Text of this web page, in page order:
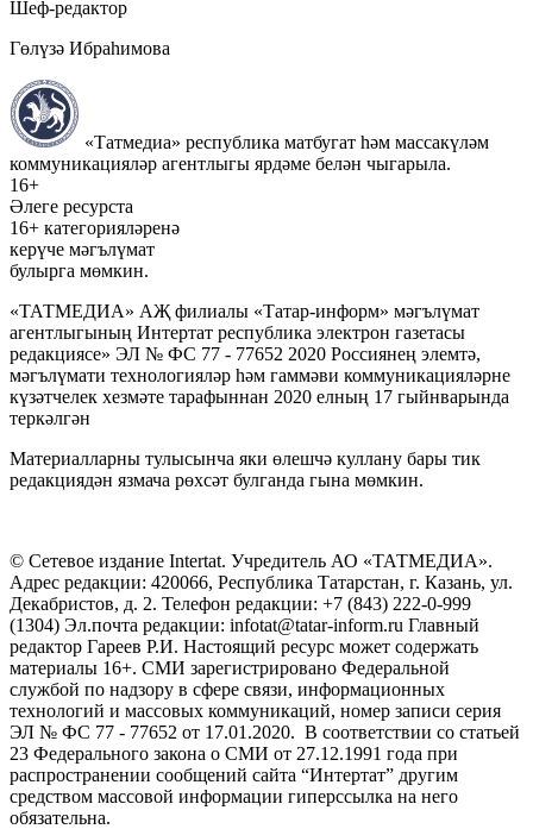
Шеф-редактор
Гөлүзә Ибраһимова
«Татмедиа» республика матбугат һәм массакүләм
коммуникацияләр агентлыгы ярдәме белән чыгарыла.
16+
Әлеге ресурста
16+ категорияләренә
керүче мәгълүмат
булырга мөмкин.
«ТАТМЕДИА» АҖ филиалы «Татар-информ» мәгълүмат
агентлыгының Интертат республика электрон газетасы
редакциясе» ЭЛ № ФС 77 - 77652 2020 Россиянең элемтә,
мәгълүмати технологияләр һәм гаммәви коммуникацияләрне
күзәтчелек хезмәте тарафыннан 2020 елның 17 гыйнварында
теркәлгән
Материалларны тулысынча яки өлешчә куллану бары тик
редакциядән язмача рөхсәт булганда гына мөмкин.
© Сетевое издание Intertat. Учредитель АО «ТАТМЕДИА».
Адрес редакции: 420066, Республика Татарстан, г. Казань, ул.
Декабристов, д. 2. Телефон редакции: +7 (843) 222-0-999
(1304) Эл.почта редакции: infotat@tatar-inform.ru Главный
редактор Гареев Р.И. Настоящий ресурс может содержать
материалы 16+. СМИ зарегистрировано Федеральной
службой по надзору в сфере связи, информационных
технологий и массовых коммуникаций, номер записи серия
ЭЛ № ФС 77 - 77652 от 17.01.2020. В соответствии со статьей
23 Федерального закона о СМИ от 27.12.1991 года при
распространении сообщений сайта “Интертат” другим
средством массовой информации гиперссылка на него
обязательна.